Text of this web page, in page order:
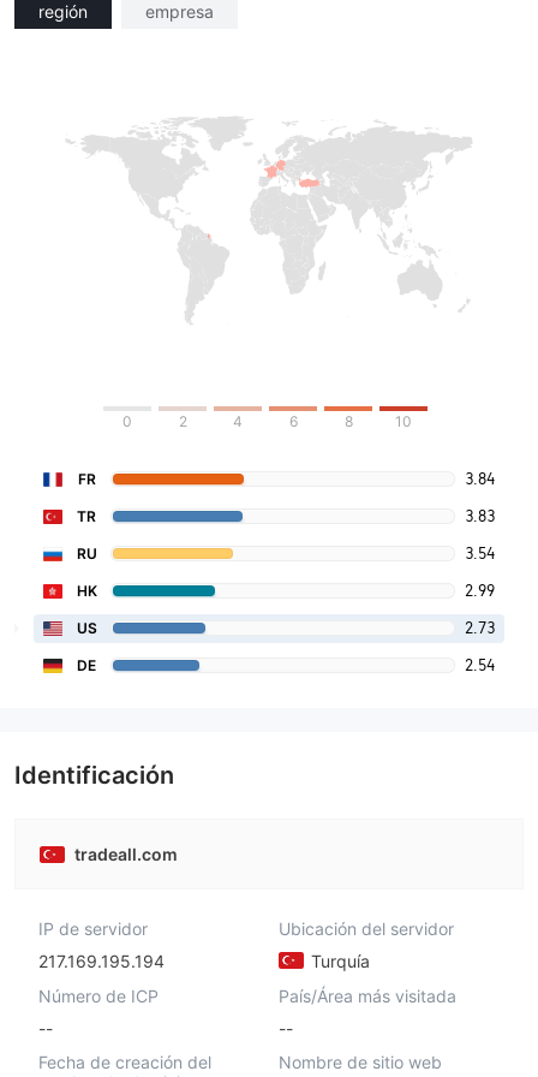
región empresa
0 2 4 6 8 10
FR 3.84
TR 3.83
RU 3.54
HK 2.99
US 2.73
DE 2.54
Identificación
tradeall.com
IP de servidor
217.169.195.194
Ubicación del servidor
Turquía
Número de ICP
--
País/Área más visitada
--
Fecha de creación del
Nombre de sitio web